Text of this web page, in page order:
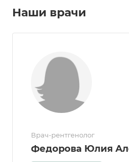
Наши врачи
Врач-рентгенолог
Федорова Юлия